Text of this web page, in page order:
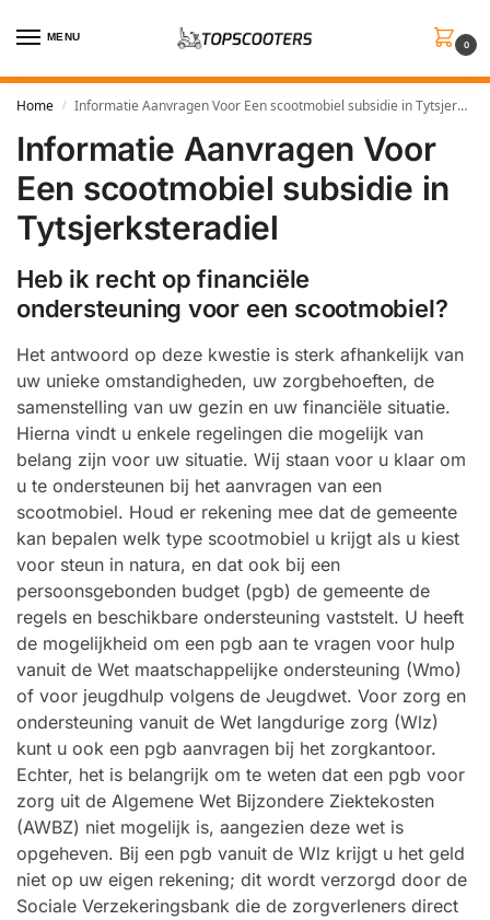
MENU
0
Home / Informatie Aanvragen Voor Een scootmobiel subsidie in Tytsjerksteradiel
Informatie Aanvragen Voor
Een scootmobiel subsidie in
Tytsjerksteradiel
Heb ik recht op financiële
ondersteuning voor een scootmobiel?
Het antwoord op deze kwestie is sterk afhankelijk van
uw unieke omstandigheden, uw zorgbehoeften, de
samenstelling van uw gezin en uw financiële situatie.
Hierna vindt u enkele regelingen die mogelijk van
belang zijn voor uw situatie. Wij staan voor u klaar om
u te ondersteunen bij het aanvragen van een
scootmobiel. Houd er rekening mee dat de gemeente
kan bepalen welk type scootmobiel u krijgt als u kiest
voor steun in natura, en dat ook bij een
persoonsgebonden budget (pgb) de gemeente de
regels en beschikbare ondersteuning vaststelt. U heeft
de mogelijkheid om een pgb aan te vragen voor hulp
vanuit de Wet maatschappelijke ondersteuning (Wmo)
of voor jeugdhulp volgens de Jeugdwet. Voor zorg en
ondersteuning vanuit de Wet langdurige zorg (Wlz)
kunt u ook een pgb aanvragen bij het zorgkantoor.
Echter, het is belangrijk om te weten dat een pgb voor
zorg uit de Algemene Wet Bijzondere Ziektekosten
(AWBZ) niet mogelijk is, aangezien deze wet is
opgeheven. Bij een pgb vanuit de Wlz krijgt u het geld
niet op uw eigen rekening; dit wordt verzorgd door de
Sociale Verzekeringsbank die de zorgverleners direct